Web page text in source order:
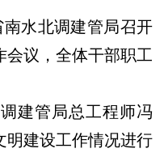
南水北调建管局召开
会议，全体干部职工
建管局总工程师冯
明建设工作情况进行